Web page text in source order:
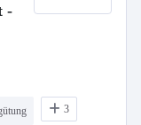
-
3